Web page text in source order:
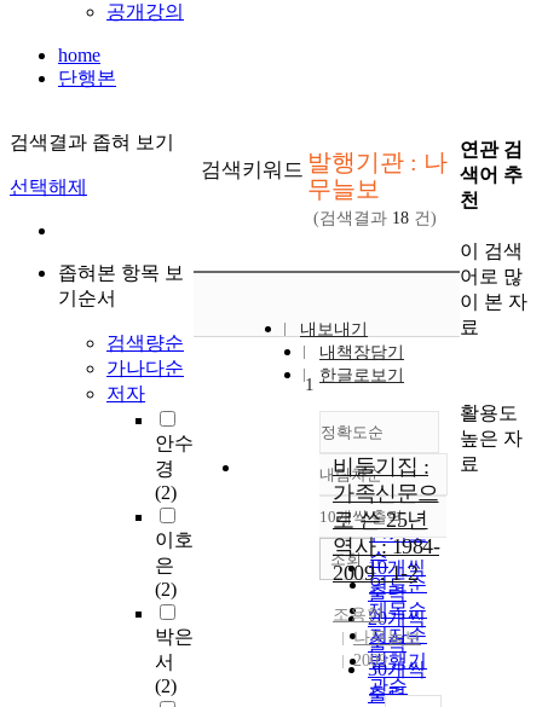
공개강의
home
단행본
검색결과 좁혀 보기
선택해제
좁혀본 항목 보
기순서
검색량순
가나다순
저자
안수
경
(2)
이호
은
(2)
박은
서
(2)
검색키워드 발행기관 : 나
무늘보
(검색결과 18 건)
내보내기
내책장담기
한글로보기
정확도순
정확도
순
인기도
순
연도순
제목순
저자순
발행기
관순
내림차순
내림차순
10개씩 출력
10개씩
출력
20개씩
출력
30개씩
출력
조회
1
비둘기집 :
가족신문으
로 쓴 25년
역사 : 1984-
2009 . 1-2
조용헌
나무늘보
2009
연관 검
색어 추
천
이 검색
어로 많
이 본 자
료
활용도
높은 자
료